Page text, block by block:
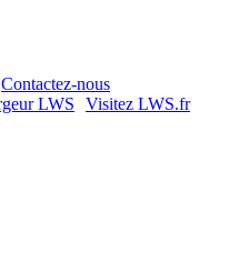
Contactez-nous
Visitez LWS.fr